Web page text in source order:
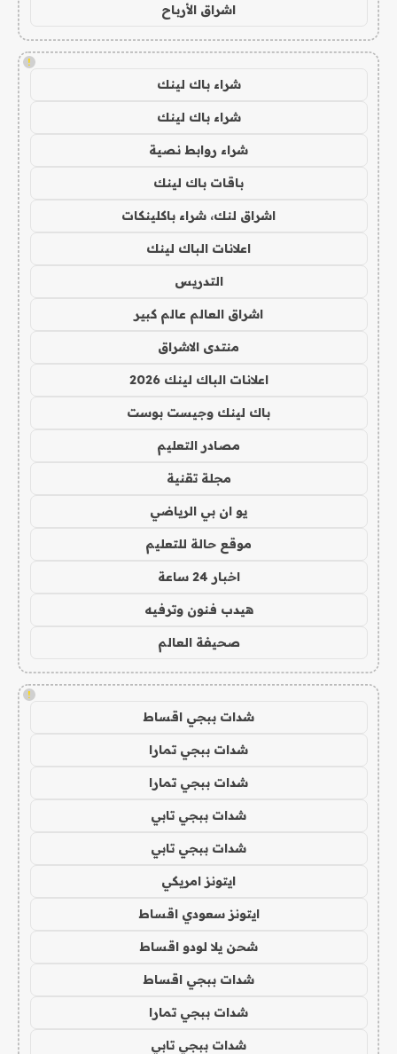
اشراق الأرباح
!
شراء باك لينك
شراء باك لينك
شراء روابط نصية
باقات باك لينك
اشراق لنك، شراء باكلينكات
اعلانات الباك لينك
التدريس
اشراق العالم عالم كبير
منتدى الاشراق
اعلانات الباك لينك 2026
باك لينك وجيست بوست
مصادر التعليم
مجلة تقنية
يو ان بي الرياضي
موقع حالة للتعليم
اخبار 24 ساعة
هيدب فنون وترفيه
صحيفة العالم
!
شدات ببجي اقساط
شدات ببجي تمارا
شدات ببجي تمارا
شدات ببجي تابي
شدات ببجي تابي
ايتونز امريكي
ايتونز سعودي اقساط
شحن يلا لودو اقساط
شدات ببجي اقساط
شدات ببجي تمارا
شدات ببجي تابي